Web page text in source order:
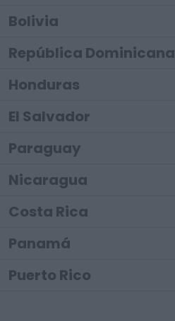
Bolivia
República Dominicana
Honduras
El Salvador
Paraguay
Nicaragua
Costa Rica
Panamá
Puerto Rico